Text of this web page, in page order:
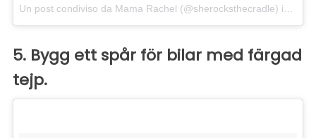
Un post condiviso da Mama Rachel (@sherocksthecradle) in data:
5. Bygg ett spår för bilar med färgad
tejp.